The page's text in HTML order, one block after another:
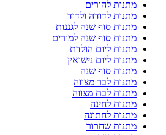
מתנות להורים
מתנות לדודה ולדוד
מתנות סוף שנה לגננות
מתנות סוף שנה למורים
מתנות ליום הולדת
מתנות ליום נישואין
מתנות סוף שנה
מתנות לבר מצווה
מתנות לבת מצווה
מתנות לחינה
מתנות לחתונה
מתנות שחרור